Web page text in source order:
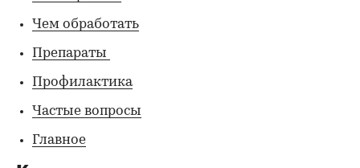
Чем обработать
Препараты
Профилактика
Частые вопросы
Главное